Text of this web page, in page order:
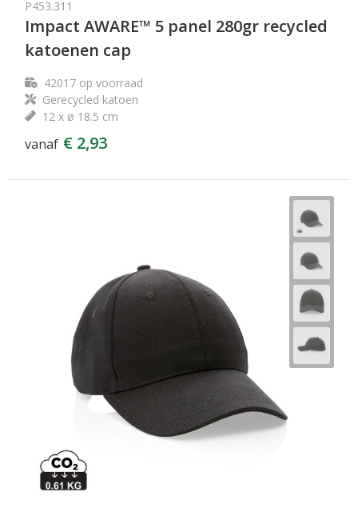
P453.311
Impact AWARE™ 5 panel 280gr recycled
katoenen cap
42017op voorraad
Gerecycled katoen
12 x ø 18.5 cm
vanaf € 2,93